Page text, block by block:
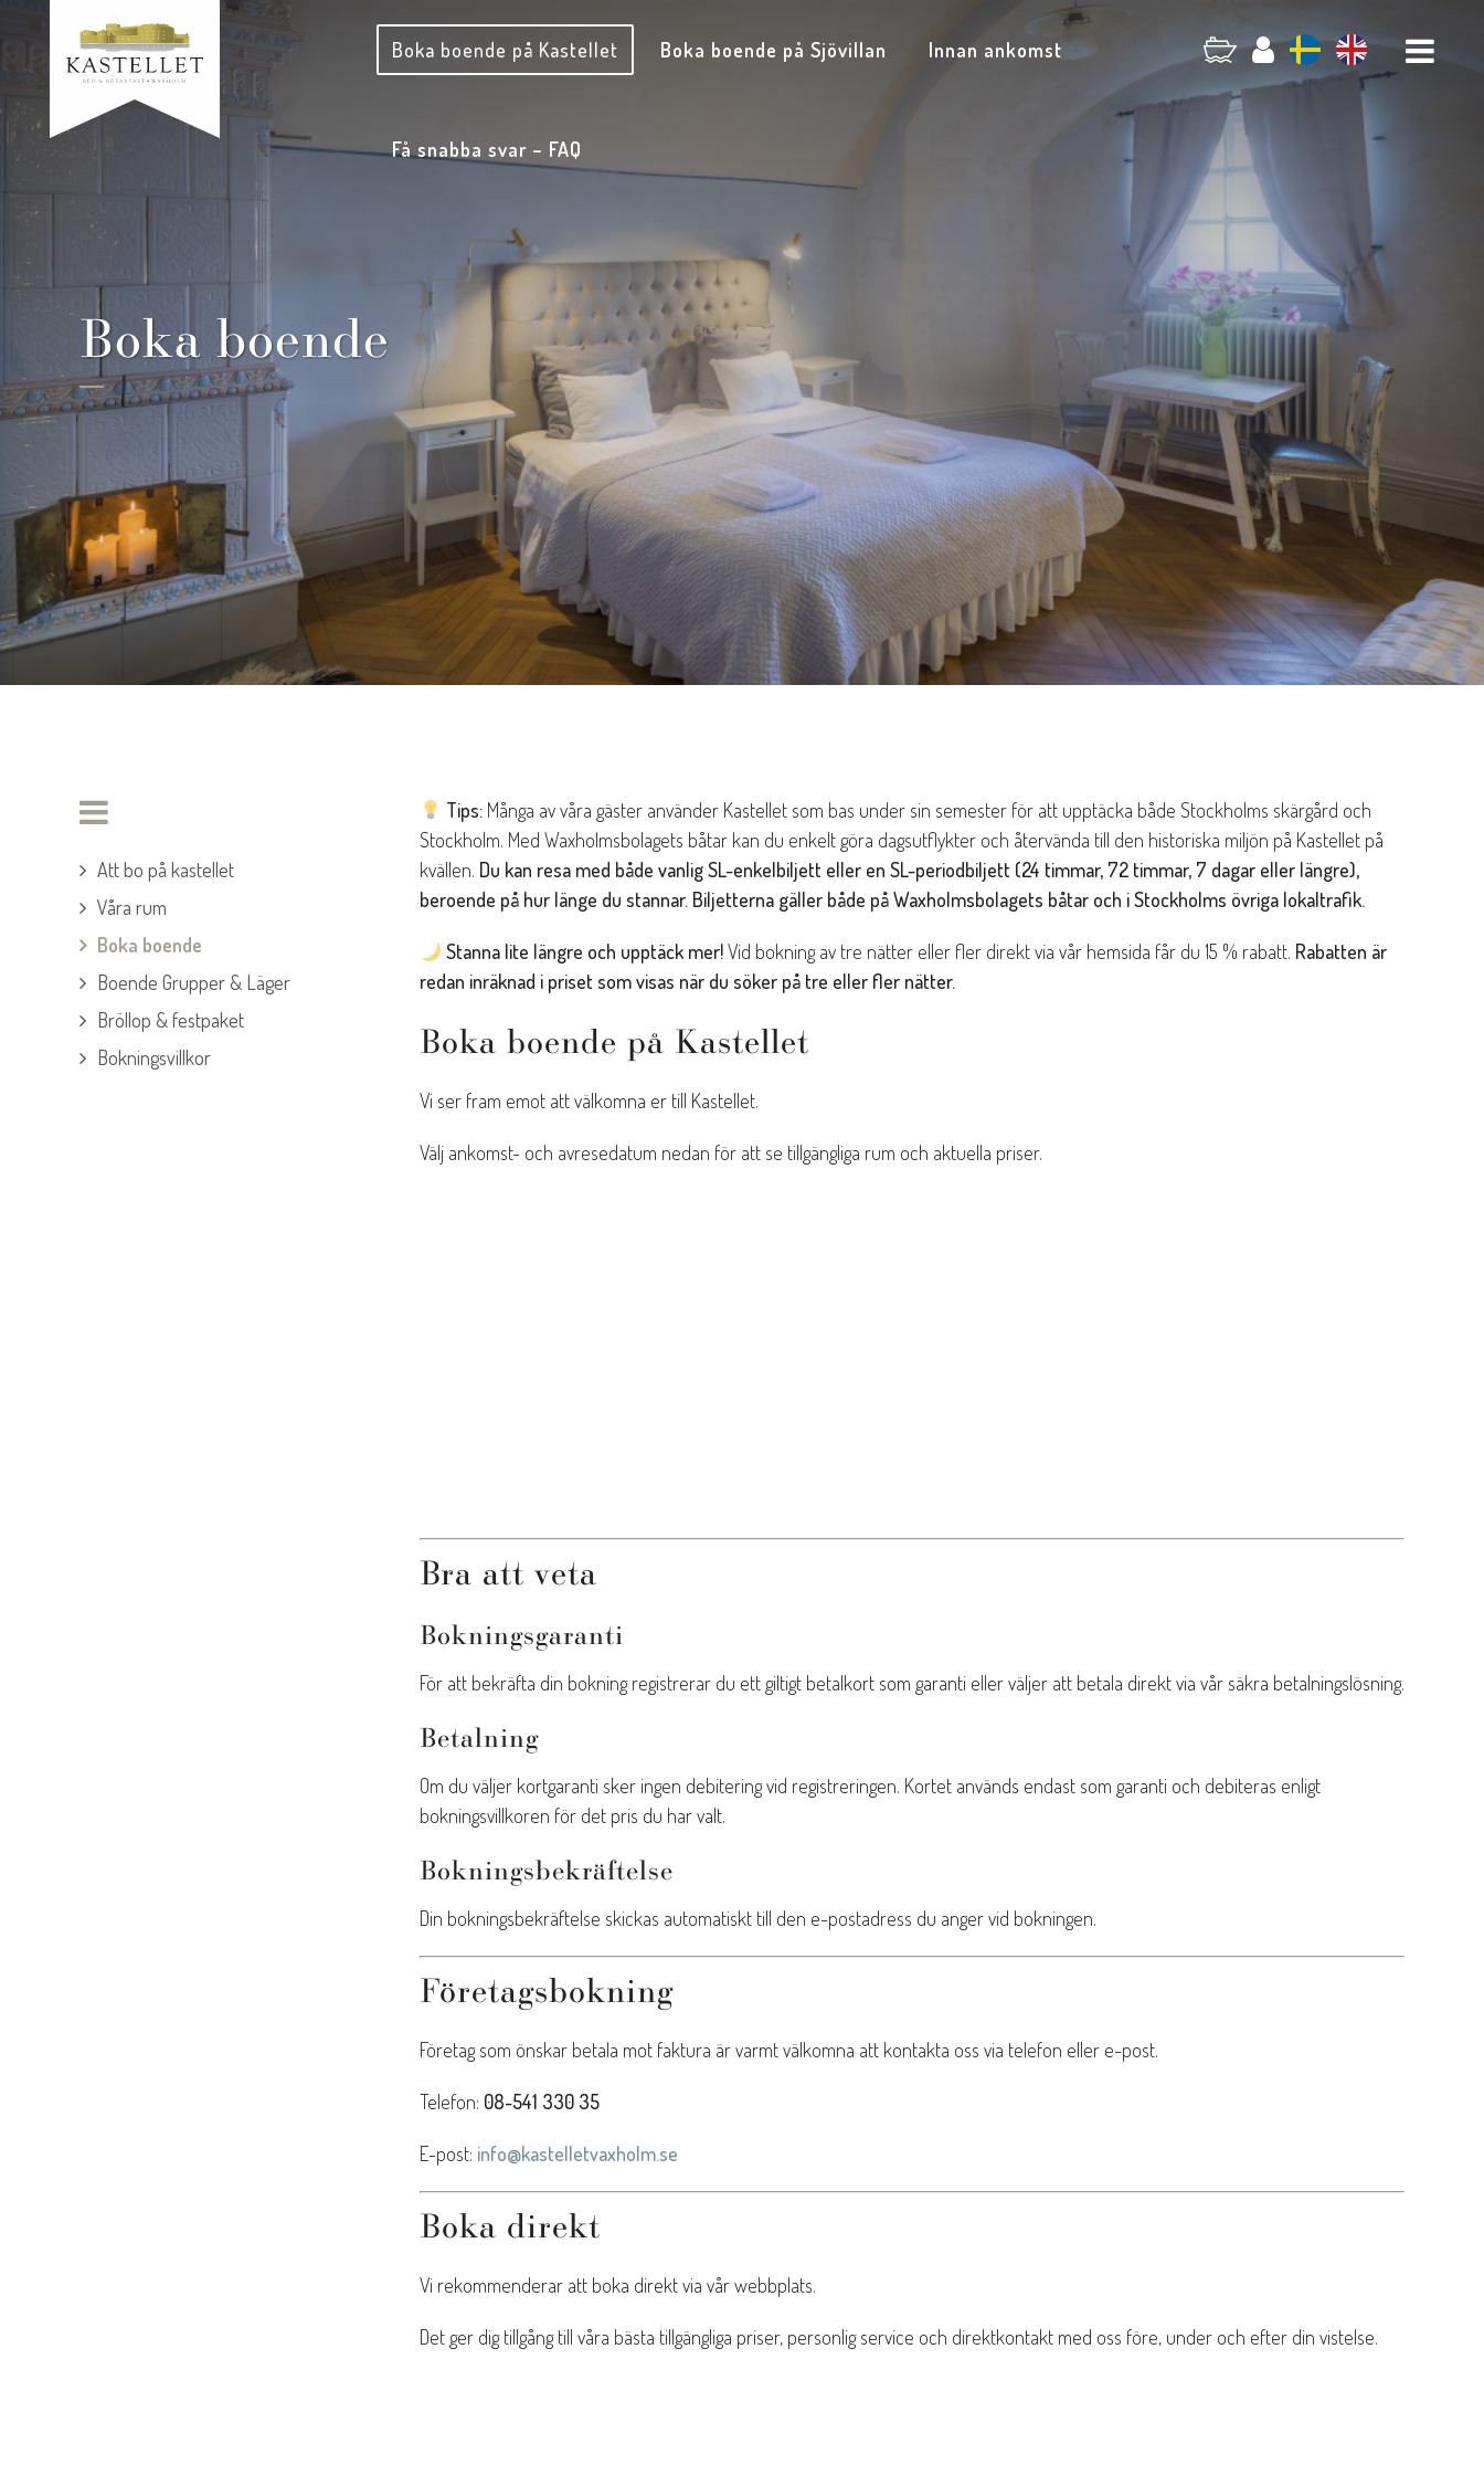
Boka boende på Kastellet Boka boende på Sjövillan Innan ankomst
Få snabba svar – FAQ
Boka boende
Att bo på kastellet
Våra rum
Boka boende
Boende Grupper & Läger
Bröllop & festpaket
Bokningsvillkor
Tips: Många av våra gäster använder Kastellet som bas under sin semester för att upptäcka både Stockholms skärgård och
Stockholm. Med Waxholmsbolagets båtar kan du enkelt göra dagsutflykter och återvända till den historiska miljön på Kastellet på
kvällen. Du kan resa med både vanlig SL-enkelbiljett eller en SL-periodbiljett (24 timmar, 72 timmar, 7 dagar eller längre),
beroende på hur länge du stannar. Biljetterna gäller både på Waxholmsbolagets båtar och i Stockholms övriga lokaltrafik.
Stanna lite längre och upptäck mer!Vid bokning av tre nätter eller fler direkt via vår hemsida får du 15 % rabatt. Rabatten är
redan inräknad i priset som visas när du söker på tre eller fler nätter.
Boka boende på Kastellet
Vi ser fram emot att välkomna er till Kastellet.
Välj ankomst- och avresedatum nedan för att se tillgängliga rum och aktuella priser.
Bra att veta
Bokningsgaranti
För att bekräfta din bokning registrerar du ett giltigt betalkort som garanti eller väljer att betala direkt via vår säkra betalningslösning.
Betalning
Om du väljer kortgaranti sker ingen debitering vid registreringen. Kortet används endast som garanti och debiteras enligt
bokningsvillkoren för det pris du har valt.
Bokningsbekräftelse
Din bokningsbekräftelse skickas automatiskt till den e-postadress du anger vid bokningen.
Företagsbokning
Företag som önskar betala mot faktura är varmt välkomna att kontakta oss via telefon eller e-post.
Telefon: 08-541 330 35
E-post: info@kastelletvaxholm.se
Boka direkt
Vi rekommenderar att boka direkt via vår webbplats.
Det ger dig tillgång till våra bästa tillgängliga priser, personlig service och direktkontakt med oss före, under och efter din vistelse.